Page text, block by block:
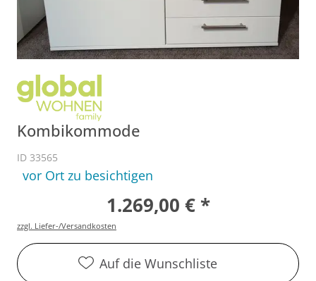
Kombikommode
ID 33565
vor Ort zu besichtigen
1.269,00 € *
zzgl. Liefer-/Versandkosten
Auf die Wunschliste